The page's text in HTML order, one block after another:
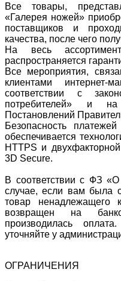
Все товары,
«Галерея ножей»
поставщиков и
качества, после чего
На весь
распространяется
Все мероприятия,
клиентами интернет-
соответствии с
потребителей» и на
Постановлений
Безопасность
обеспечивается
HTTPS и
3D Secure.
В соответствии с ФЗ
случае, если вам была
товар ненадлежащего
возвращен на
производилась
уточняйте у
ОГРАНИЧЕНИЯ